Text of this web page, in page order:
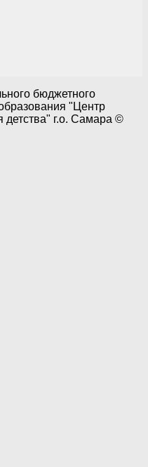
бюджетного
"Центр
детства" г.о. Самара ©